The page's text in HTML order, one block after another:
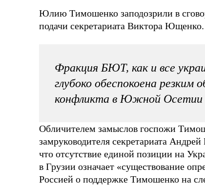
Юлию Тимошенко заподозрили в
подачи секретариата Виктора Ющенко.
Фракция БЮТ, как и все
глубоко обеспокоена резким
конфликта в Южной Осетии
Обличителем замыслов госпожи
замруководителя секретариата
что отсутствие единой позиции на
в Грузии означает «существование
Россией о поддержке Тимошенко на